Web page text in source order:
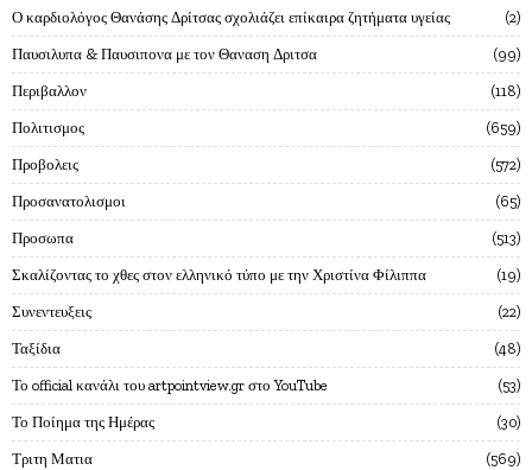
Ο καρδιολόγος Θανάσης Δρίτσας σχολιάζει επίκαιρα ζητήματα υγείας 2
Παυσιλυπα & Παυσιπονα με τον Θαναση Δριτσα 99
Περιβαλλον 118
Πολιτισμος 659
Προβολεις 572
Προσανατολισμοι 65
Προσωπα 513
Σκαλίζοντας το χθες στον ελληνικό τύπο με την Χριστίνα Φίλιππα 19
Συνεντευξεις 22
Ταξίδια 48
Το official κανάλι του artpointview.gr στο YouTube 53
Το Ποίημα της Ημέρας 30
Τριτη Ματια 569